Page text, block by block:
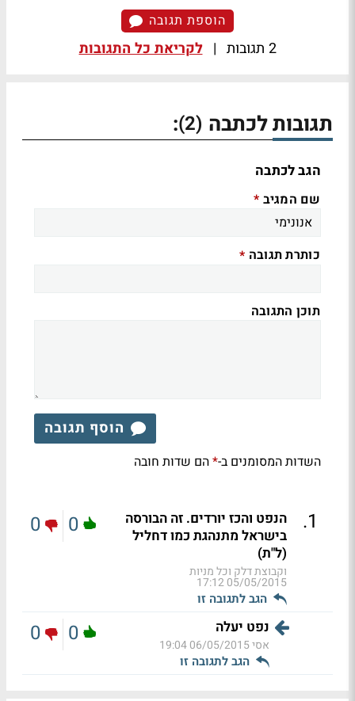
הוספת תגובה
2 תגובות | לקריאת כל התגובות
תגובות לכתבה (2)
:
הגב לכתבה
שם המגיב *
כותרת תגובה *
תוכן התגובה
הוסף תגובה
השדות המסומנים ב-*הם שדות חובה
1
.
הנפט והכז יורדים. זה הבורסה
בישראל מתנהגת כמו דחליל
(ל"ת)
וקבוצת דלק וכל מניות
05/05/2015 17:12
הגב לתגובה זו
0
0
נפט יעלה
אסי06/05/2015 19:04
הגב לתגובה זו
0
0